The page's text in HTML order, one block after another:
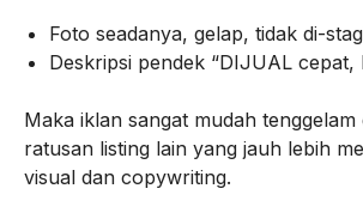
Foto seadanya, gelap, tidak di-
Deskripsi pendek “DIJUAL cepat,
Maka iklan sangat mudah tenggelam
ratusan listing lain yang jauh lebih
visual dan copywriting.